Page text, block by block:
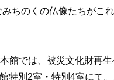
ちのくの仏像たちがこ
館では、被災文化財再
特別2室・特別4室にて